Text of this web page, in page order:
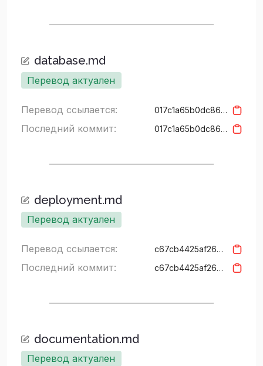
database.md
Перевод актуален
Перевод ссылается: 017c1a65b0dc86546f7965a1bf2bd53f411823ec
Последний коммит: 017c1a65b0dc86546f7965a1bf2bd53f411823ec
deployment.md
Перевод актуален
Перевод ссылается: c67cb4425af264f331c194e7c6abc69f9c048c9a
Последний коммит: c67cb4425af264f331c194e7c6abc69f9c048c9a
documentation.md
Перевод актуален